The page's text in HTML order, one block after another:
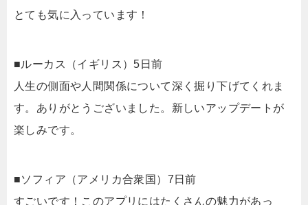
とても気に入っています！
■ルーカス（イギリス）5日前
人生の側面や人間関係について深く掘り下げてくれま
す。ありがとうございました。新しいアップデートが
楽しみです。
■ソフィア（アメリカ合衆国）7日前
すごいです！このアプリにはたくさんの魅力があっ